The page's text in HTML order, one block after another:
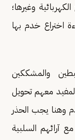
وغيرها؛
يملك ما يقارب 1093 براءة اختراع خدم بها
والمشككين
معهم تحويل
وهنا يجب الحذر
آرائهم السلبية